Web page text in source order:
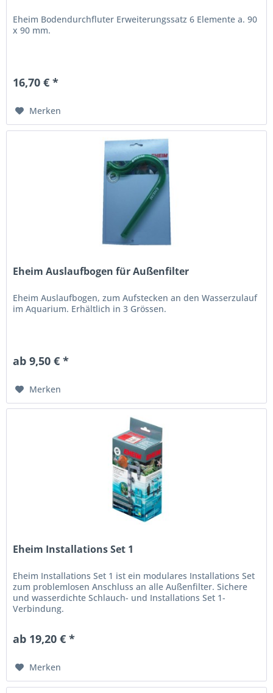
Eheim Bodendurchfluter Erweiterungssatz 6 Elemente a. 90
x 90 mm.
16,70 € *
Merken
Eheim Auslaufbogen für Außenfilter
Eheim Auslaufbogen, zum Aufstecken an den Wasserzulauf
im Aquarium. Erhältlich in 3 Grössen.
ab 9,50 € *
Merken
Eheim Installations Set 1
Eheim Installations Set 1 ist ein modulares Installations Set
zum problemlosen Anschluss an alle Außenfilter. Sichere
und wasserdichte Schlauch- und Installations Set 1-
Verbindung.
ab 19,20 € *
Merken